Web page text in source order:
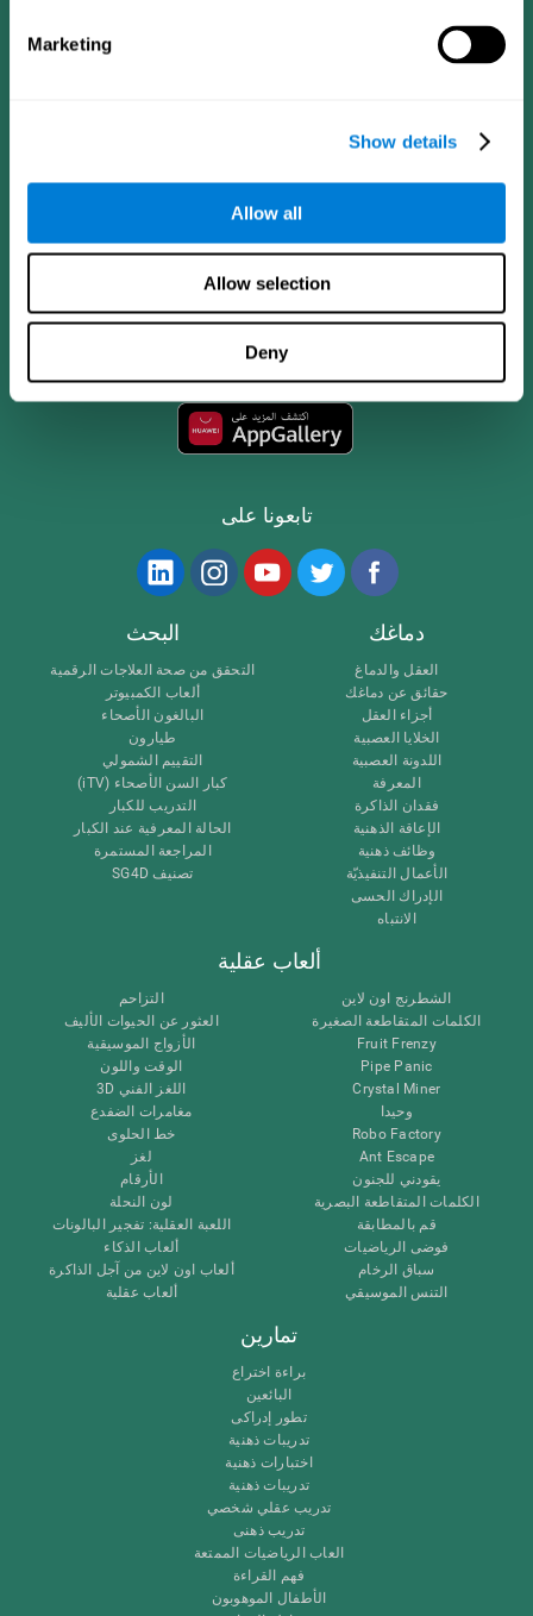
Marketing
Show details
Allow all
Allow selection
Deny
تطبيق CogniFit
تابعونا على
دماغك
العقل والدماغ
حقائق عن دماغك
أجزاء العقل
الخلايا العصبية
اللدونة العصبية
المعرفة
فقدان الذاكرة
الإعاقة الذهنية
وظائف ذهنية
الأعمال التنفيذيّة
الإدراك الحسى
الانتباه
البحث
التحقق من صحة العلاجات الرقمية
ألعاب الكمبيوتر
البالغون الأصحاء
طيارون
التقييم الشمولي
كبار السن الأصحاء (iTV)
التدريب للكبار
الحالة المعرفية عند الكبار
المراجعة المستمرة
تصنيف SG4D
ألعاب عقلية
الشطرنج اون لاين
الكلمات المتقاطعة الصغيرة
Fruit Frenzy
Pipe Panic
Crystal Miner
وحيدا
Robo Factory
Ant Escape
يقودني للجنون
الكلمات المتقاطعة البصرية
قم بالمطابقة
فوضى الرياضيات
سباق الرخام
التنس الموسيقي
التزاحم
العثور عن الحيوات الأليف
الأزواج الموسيقية
الوقت واللون
اللغز الفني 3D
مغامرات الضفدع
خط الحلوى
لغز
الأرقام
لون النحلة
اللعبة العقلية: تفجير البالونات
ألعاب الذكاء
ألعاب اون لاين من آجل الذاكرة
ألعاب عقلية
تمارين
براءة اختراع
البائعين
تطور إدراكى
تدريبات ذهنية
اختبارات ذهنية
تدريبات ذهنية
تدريب عقلي شخصي
تدريب ذهنى
العاب الرياضيات الممتعة
فهم القراءة
الأطفال الموهوبون